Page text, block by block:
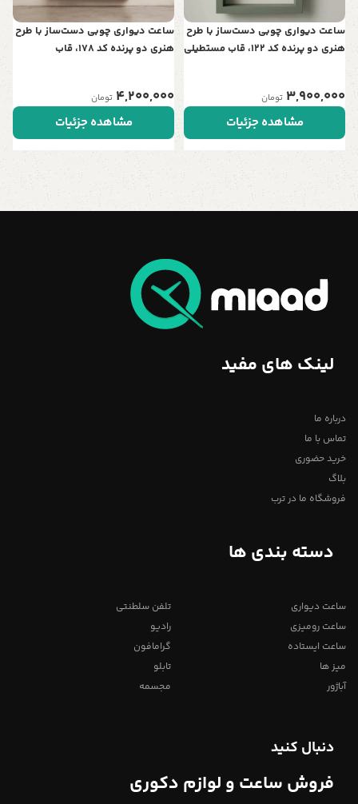
ساعت دیواری چوبی دست‌ساز با طرح
هنری دو پرنده کد 122، قاب مستطیلی
3,900,000 تومان
مشاهده جزئیات
ساعت دیواری چوبی دست‌ساز با طرح
هنری دو پرنده کد 178، قاب
4,200,000 تومان
مشاهده جزئیات
لینک های مفید
درباره ما
تماس با ما
خرید حضوری
بلاگ
فروشگاه ما در ترب
دسته بندی ها
ساعت دیواری
ساعت رومیزی
ساعت ایستاده
میز ها
آباژور
تلفن سلطنتی
رادیو
گرامافون
تابلو
مجسمه
دنبال کنید
فروش ساعت و لوازم دکوری